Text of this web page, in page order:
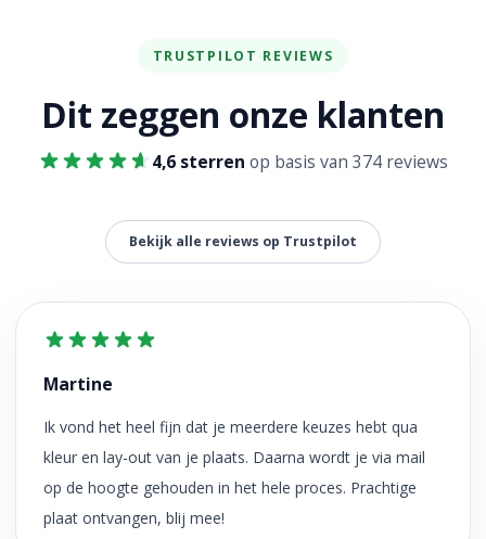
TRUSTPILOT REVIEWS
Dit zeggen onze klanten
4,6 sterren op basis van 374 reviews
Bekijk alle reviews op Trustpilot
Martine
Ik vond het heel fijn dat je meerdere keuzes hebt qua
kleur en lay-out van je plaats. Daarna wordt je via mail
op de hoogte gehouden in het hele proces. Prachtige
plaat ontvangen, blij mee!